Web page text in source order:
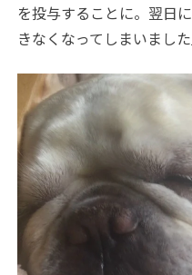
を投与することに。翌日
きなくなってしまいました